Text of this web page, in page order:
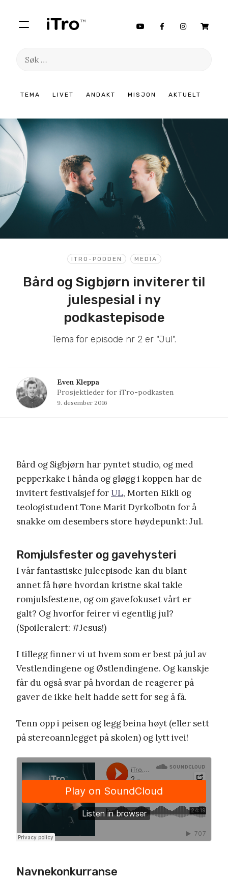
TEMA LIVET ANDAKT MISJON AKTUELT
Søk
innhold
ITRO-PODDEN MEDIA
Bård og Sigbjørn inviterer til
julespesial i ny
podkastepisode
Tema for episode nr 2 er "Jul".
Even Kleppa
Prosjektleder for iTro-podkasten
9. desember 2016
Bård og Sigbjørn har pyntet studio, og med
pepperkake i hånda og gløgg i koppen har de
invitert festivalsjef forUL, Morten Eikli og
teologistudent Tone Marit Dyrkolbotn for å
snakke om desembers store høydepunkt: Jul.
Romjulsfester og gavehysteri
I vår fantastiske juleepisode kan du blant
annet få høre hvordan kristne skal takle
romjulsfestene, og om gavefokuset vårt er
galt? Og hvorfor feirer vi egentlig jul?
(Spoileralert: #Jesus!)
I tillegg finner vi ut hvem som er best på jul av
Vestlendingene og Østlendingene. Og kanskje
får du også svar på hvordan de reagerer på
gaver de ikke helt hadde sett for seg å få.
Tenn opp i peisen og legg beina høyt (eller sett
på stereoannlegget på skolen) og lytt ivei!
Navnekonkurranse